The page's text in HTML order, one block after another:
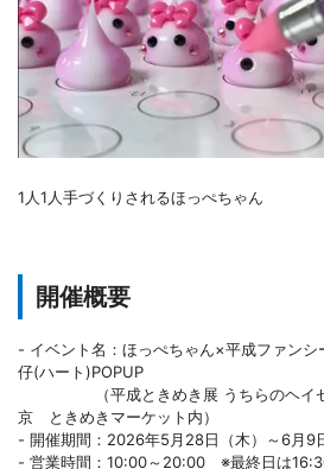
1人1人手づくりされるほっぺちゃん
開催概要
- イベント名：ほっぺちゃん×平成ファン
仔(ハート)POPUP
（平成ときめき展 うちらのヘイセ
京 ときめきマーケット内）
- 開催期間：2026年5月28日（木）～6月9
- 営業時間：10:00～20:00 ※最終日は